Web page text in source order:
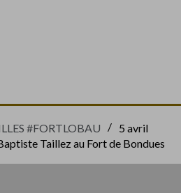
au contenu
au contenu
#FORTLOBAU
5 avril
Taillez au Fort de Bondues